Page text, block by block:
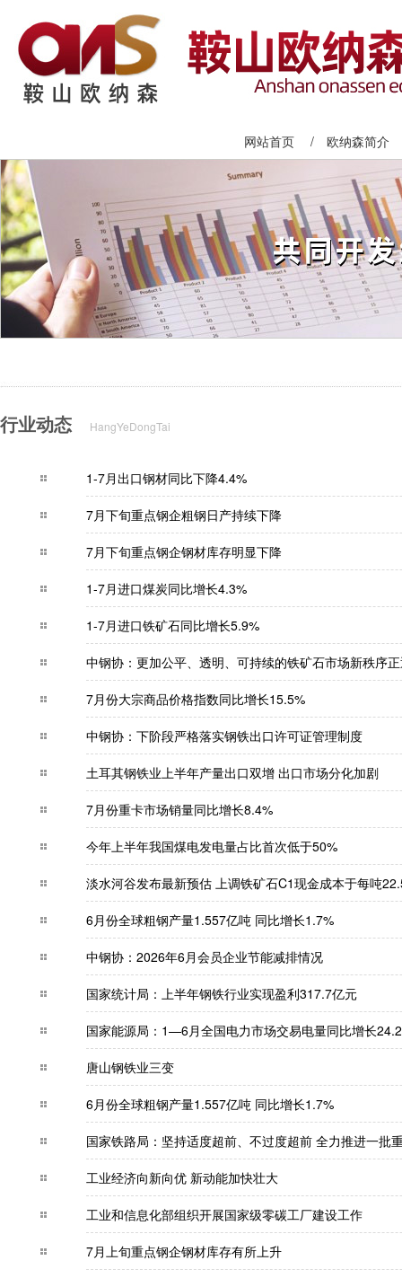
网站首页 / 欧纳森简介
行业动态 HangYeDongTai
1-7月出口钢材同比下降4.4%
7月下旬重点钢企粗钢日产持续下降
7月下旬重点钢企钢材库存明显下降
1-7月进口煤炭同比增长4.3%
1-7月进口铁矿石同比增长5.9%
中钢协：更加公平、透明、可持续的铁矿石市场
7月份大宗商品价格指数同比增长15.5%
中钢协：下阶段严格落实钢铁出口许可证管理
土耳其钢铁业上半年产量出口双增 出口市场分
7月份重卡市场销量同比增长8.4%
今年上半年我国煤电发电量占比首次低于50%
淡水河谷发布最新预估 上调铁矿石C1现金成本
6月份全球粗钢产量1.557亿吨 同比增长1.7%
中钢协：2026年6月会员企业节能减排情况
国家统计局：上半年钢铁行业实现盈利317.7
国家能源局：1—6月全国电力市场交易电量同
唐山钢铁业三变
6月份全球粗钢产量1.557亿吨 同比增长1.7%
国家铁路局：坚持适度超前、不过度超前 全力
工业经济向新向优 新动能加快壮大
工业和信息化部组织开展国家级零碳工厂建设
7月上旬重点钢企钢材库存有所上升